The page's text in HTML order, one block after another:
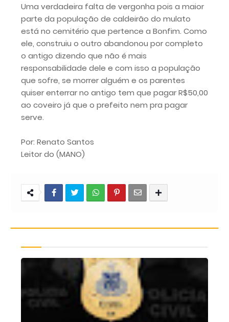
Uma verdadeira falta de vergonha pois a maior
parte da população de caldeirão do mulato
está no cemitério que pertence a Bonfim. Como
ele, construiu o outro abandonou por completo
o antigo dizendo que não é mais
responsabilidade dele e com isso a população
que sofre, se morrer alguém e os parentes
quiser enterrar no antigo tem que pagar R$50,00
ao coveiro já que o prefeito nem pra pagar
serve.
Por: Renato Santos
Leitor do (MANO)